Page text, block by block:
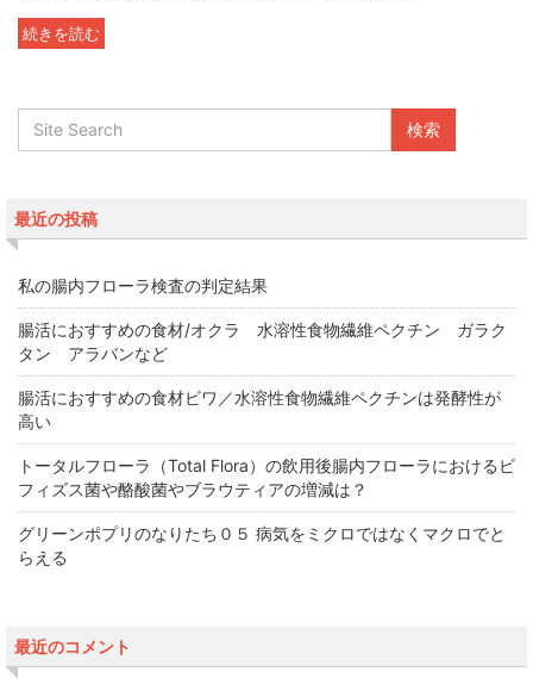
続きを読む
最近の投稿
私の腸内フローラ検査の判定結果
腸活におすすめの食材/オクラ 水溶性食物繊維ペクチン ガラク
タン アラバンなど
腸活におすすめの食材ビワ／水溶性食物繊維ペクチンは発酵性が
高い
トータルフローラ（Total Flora）の飲用後腸内フローラにおけるビ
フィズス菌や酪酸菌やブラウティアの増減は？
グリーンポプリのなりたち０５ 病気をミクロではなくマクロでと
らえる
最近のコメント